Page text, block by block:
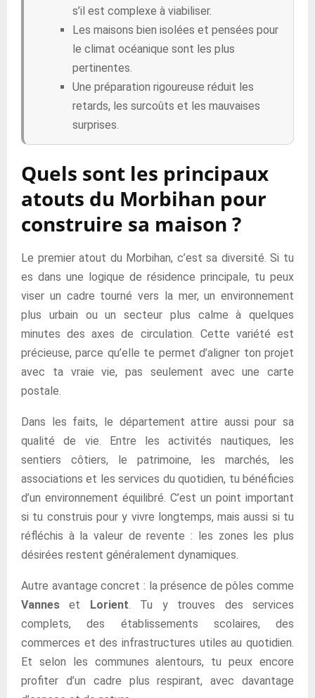
s’il est complexe à viabiliser.
Les maisons bien isolées et pensées pour
le climat océanique sont les plus
pertinentes.
Une préparation rigoureuse réduit les
retards, les surcoûts et les mauvaises
surprises.
Quels sont les principaux
atouts du Morbihan pour
construire sa maison ?
Le premier atout du Morbihan, c’est sa diversité. Si tu
es dans une logique de résidence principale, tu peux
viser un cadre tourné vers la mer, un environnement
plus urbain ou un secteur plus calme à quelques
minutes des axes de circulation. Cette variété est
précieuse, parce qu’elle te permet d’aligner ton projet
avec ta vraie vie, pas seulement avec une carte
postale.
Dans les faits, le département attire aussi pour sa
qualité de vie. Entre les activités nautiques, les
sentiers côtiers, le patrimoine, les marchés, les
associations et les services du quotidien, tu bénéficies
d’un environnement équilibré. C’est un point important
si tu construis pour y vivre longtemps, mais aussi si tu
réfléchis à la valeur de revente : les zones les plus
désirées restent généralement dynamiques.
Autre avantage concret : la présence de pôles comme
Vannes et Lorient. Tu y trouves des services
complets, des établissements scolaires, des
commerces et des infrastructures utiles au quotidien.
Et selon les communes alentours, tu peux encore
profiter d’un cadre plus respirant, avec davantage